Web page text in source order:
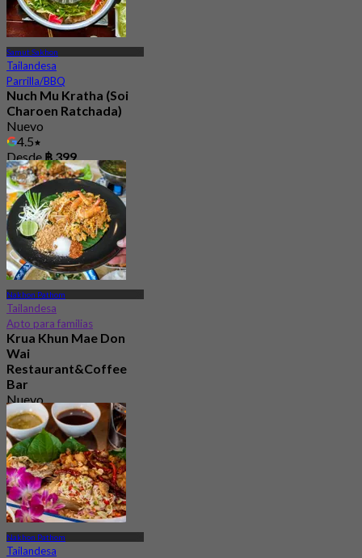
Samut Sakhon
Tailandesa
Parrilla/BBQ
Nuch Mu Kratha (Soi
Charoen Ratchada)
Nuevo
4.5
Desde฿ 399
Nakhon Pathom
Tailandesa
Apto para familias
Krua Khun Mae Don
Wai
Restaurant&Coffee
Bar
Nuevo
4.8
Desde฿ 306.66
Nakhon Pathom
Tailandesa